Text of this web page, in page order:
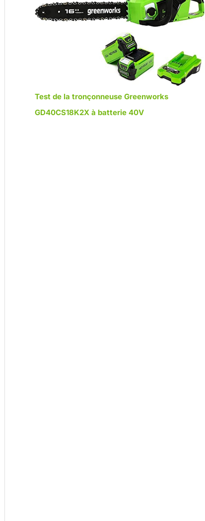
Test de la tronçonneuse Greenworks
GD40CS18K2X à batterie 40V